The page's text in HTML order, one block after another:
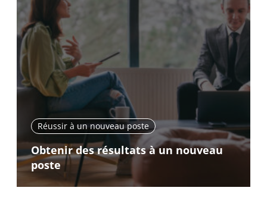
Réussir à un nouveau poste
Obtenir des résultats à un nouveau
poste